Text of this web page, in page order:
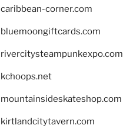
caribbean-corner.com
bluemoongiftcards.com
rivercitysteampunkexpo.com
kchoops.net
mountainsideskateshop.com
kirtlandcitytavern.com